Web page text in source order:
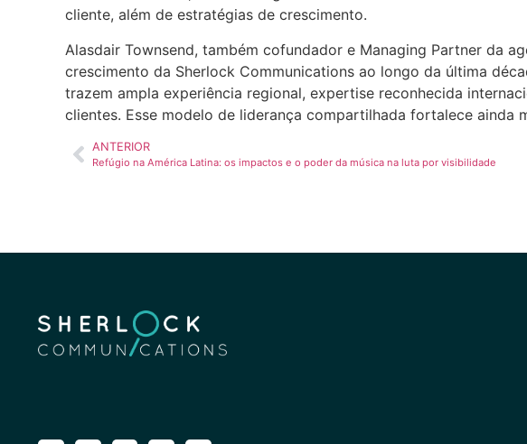
cliente, além de estratégias de crescimento.
Alasdair Townsend, também cofundador e Managing Partner da
crescimento da Sherlock Communications ao longo da última
trazem ampla experiência regional, expertise reconhecida
clientes. Esse modelo de liderança compartilhada fortalece ainda
ANTERIOR
Refúgio na América Latina: os impactos e o poder da música na luta por visibilidade